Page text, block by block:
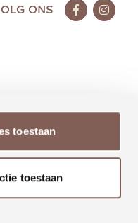
toestaan
toestaan
ONS